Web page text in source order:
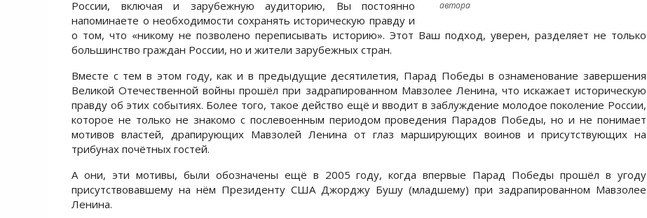
автора
России, включая и зарубежную аудиторию, Вы постоянно
напоминаете о необходимости сохранять историческую правду и
о том, что «никому не позволено переписывать историю». Этот Ваш подход, уверен, разделяет не только
большинство граждан России, но и жители зарубежных стран.
Вместе с тем в этом году, как и в предыдущие десятилетия, Парад Победы в ознаменование завершения
Великой Отечественной войны прошёл при задрапированном Мавзолее Ленина, что искажает историческую
правду об этих событиях. Более того, такое действо ещё и вводит в заблуждение молодое поколение России,
которое не только не знакомо с послевоенным периодом проведения Парадов Победы, но и не понимает
мотивов властей, драпирующих Мавзолей Ленина от глаз марширующих воинов и присутствующих на
трибунах почётных гостей.
А они, эти мотивы, были обозначены ещё в 2005 году, когда впервые Парад Победы прошёл в угоду
присутствовавшему на нём Президенту США Джорджу Бушу (младшему) при задрапированном Мавзолее
Ленина.